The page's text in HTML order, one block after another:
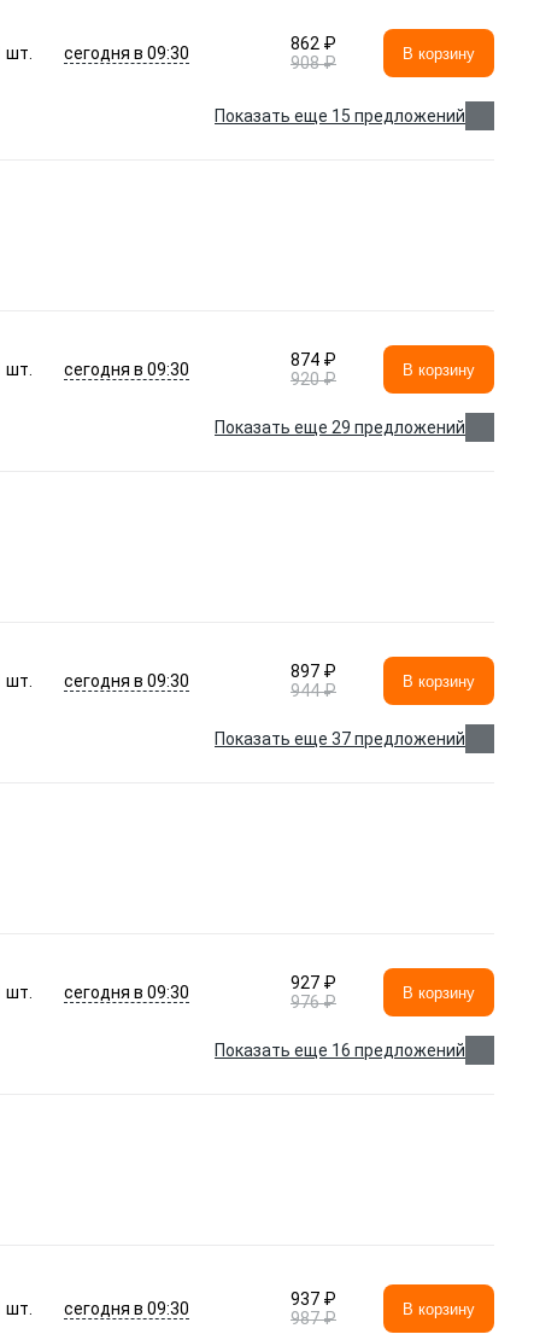
шт. сегодня в 09:30
862 ₽
908 ₽
В корзину
Показать еще 15 предложений
шт. сегодня в 09:30
874 ₽
920 ₽
В корзину
Показать еще 29 предложений
шт. сегодня в 09:30
897 ₽
944 ₽
В корзину
Показать еще 37 предложений
шт. сегодня в 09:30
927 ₽
976 ₽
В корзину
Показать еще 16 предложений
шт. сегодня в 09:30
937 ₽
987 ₽
В корзину